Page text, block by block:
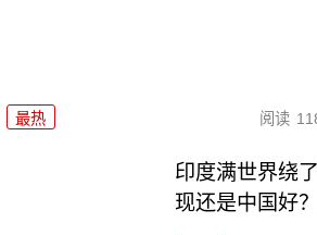
最热 阅读
印度满世界绕
现还是中国好？